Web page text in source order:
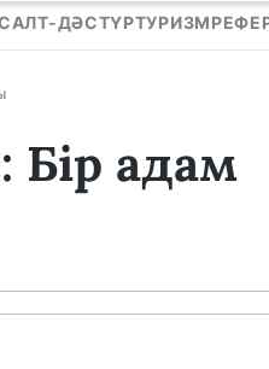
ДӘСТҮРТУРИЗМ
Бір адам